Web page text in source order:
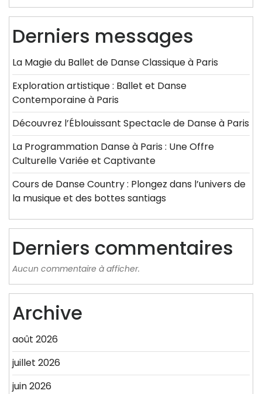
Derniers messages
La Magie du Ballet de Danse Classique à Paris
Exploration artistique : Ballet et Danse
Contemporaine à Paris
Découvrez l’Éblouissant Spectacle de Danse à Paris
La Programmation Danse à Paris : Une Offre
Culturelle Variée et Captivante
Cours de Danse Country : Plongez dans l’univers de
la musique et des bottes santiags
Derniers commentaires
Aucun commentaire à afficher.
Archive
août 2026
juillet 2026
juin 2026